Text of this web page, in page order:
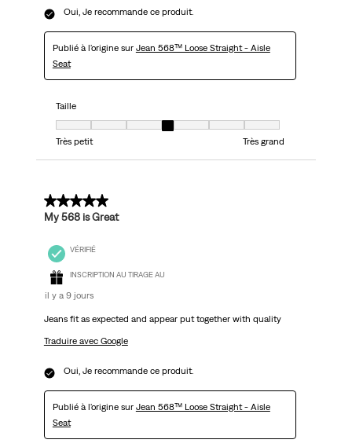
Oui, Je recommande ce produit.
Publié à l'origine sur Jean 568™ Loose Straight - Aisle
Seat
Taille
Taille, 4 sur 7, où 1 est égal à Très petit et 7 est égal à Très grand
Très petit
Très grand
5 sur 5 étoiles.
My 568 is Great
VÉRIFIÉ
INSCRIPTION AU TIRAGE AU
il y a 9 jours
Jeans fit as expected and appear put together with quality
Traduire avec Google
Oui, Je recommande ce produit.
Publié à l'origine sur Jean 568™ Loose Straight - Aisle
Seat